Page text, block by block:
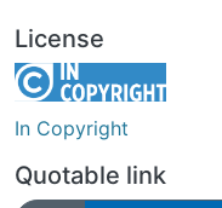
License
In Copyright
Quotable link